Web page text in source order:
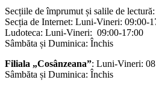
Secțiile de împrumut și salile de
Secția de Internet: Luni-Vineri: 09:00-
Ludoteca: Luni-Vineri: 09:00-17:00
Sâmbăta și Duminica: Închis
Filiala „Cosânzeana”: Luni-Vineri:
Sâmbăta și Duminica: Închis